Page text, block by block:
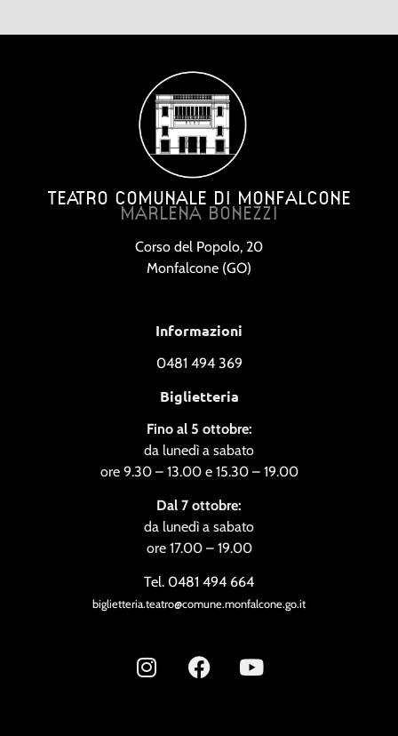
TEATRO COMUNALE DI MONFALCONE
MARLENA BONEZZI
Corso del Popolo, 20
Monfalcone (GO)
Informazioni
0481 494 369
Biglietteria
Fino al 5 ottobre:
da lunedì a sabato
ore 9.30 – 13.00 e 15.30 – 19.00
Dal 7 ottobre:
da lunedì a sabato
ore 17.00 – 19.00
Tel. 0481 494 664
biglietteria.teatro@comune.monfalcone.go.it